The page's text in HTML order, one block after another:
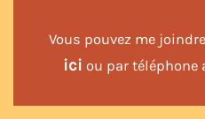
Vous pouvez me
ici ou par téléphone